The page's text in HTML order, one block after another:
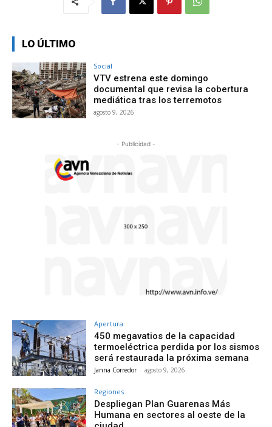
LO ÚLTIMO
Social
VTV estrena este domingo
documental que revisa la cobertura
mediática tras los terremotos
agosto 9, 2026
- Publicidad -
Apertura
450 megavatios de la capacidad
termoeléctrica perdida por los sismos
será restaurada la próxima semana
Janna Corredor - agosto 9, 2026
Regiones
Despliegan Plan Guarenas Más
Humana en sectores al oeste de la